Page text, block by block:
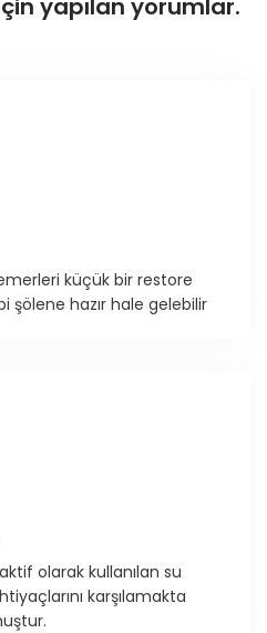
yapılan yorumlar.
küçük bir restore
şölene hazır hale gelebilir
olarak kullanılan su
karşılamakta